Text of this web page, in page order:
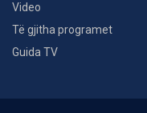
Video
Të gjitha programet
Guida TV